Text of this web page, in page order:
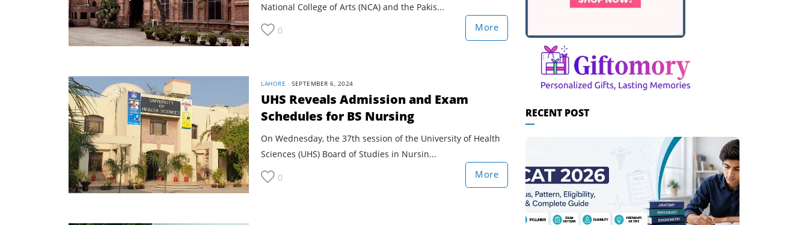
National College of Arts (NCA) and the Pakis...
0 More
LAHORE SEPTEMBER 6, 2024
UHS Reveals Admission and Exam
Schedules for BS Nursing
On Wednesday, the 37th session of the University of Health
Sciences (UHS) Board of Studies in Nursin...
0 More
RECENT POST